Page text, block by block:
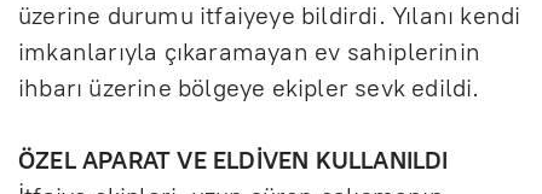
üzerine durumu itfaiyeye bildirdi. Yılanı kendi
imkanlarıyla çıkaramayan ev sahiplerinin
ihbarı üzerine bölgeye ekipler sevk edildi.
ÖZEL APARAT VE ELDİVEN KULLANILDI